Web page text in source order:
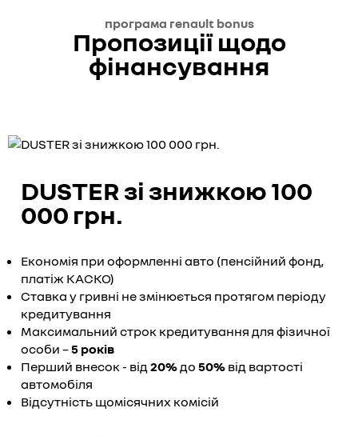
програма renault bonus
Пропозиції щодо
фінансування
DUSTER зі знижкою 100
000 грн.
Економія при оформленні авто (пенсійний фонд,
платіж КАСКО)
Ставка у гривні не змінюється протягом періоду
кредитування
Максимальний строк кредитування для фізичної
особи –5 років
Перший внесок - від20%до 50% від вартості
автомобіля
Відсутність щомісячних комісій